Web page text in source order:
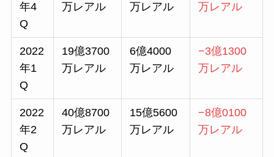
年4
Q
万レアル
万レアル
万レアル
2022
年1
Q
19億3700
万レアル
6億4000
万レアル
−3億1300
万レアル
2022
年2
Q
40億8700
万レアル
15億5600
万レアル
−8億0100
万レアル